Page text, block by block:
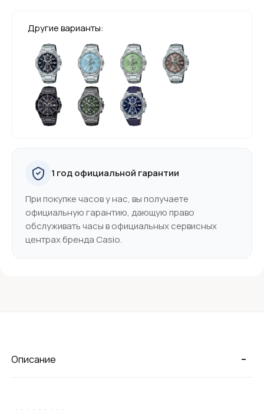
Другие варианты:
1 год официальной гарантии
При покупке часов у нас, вы получаете
официальную гарантию, дающую право
обслуживать часы в официальных сервисных
центрах бренда Casio.
-
Описание